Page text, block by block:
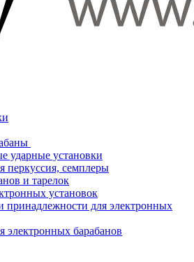
ударные установки
перкуссия, семплеры
и тарелок
установок
принадлежности для электронных
электронных барабанов